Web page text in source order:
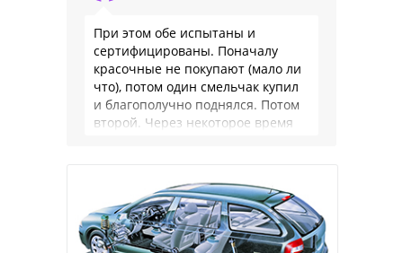
При этом обе испытаны и
сертифицированы. Поначалу
красочные не покупают (мало ли
что), потом один смельчак купил
и благополучно поднялся. Потом
второй. Через некоторое время